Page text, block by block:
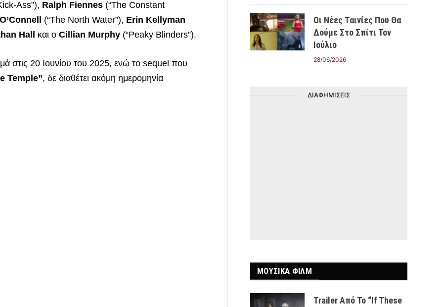
Ass”), Ralph Fiennes (“The Constant
(“The North Water”), Erin Kellyman
Hall
και ο Cillian Murphy (“Peaky Blinders”).
στις 20 Ιουνίου του 2025, ενώ το sequel που
Temple”, δε διαθέτει ακόμη ημερομηνία
Οι Νέες Ταινίες Που Θα
Δούμε Στο Σπίτι Τον
Ιούλιο
28/06/2026
ΔΙΑΦΗΜΙΣΕΙΣ
ΜΟΥΣΙΚΑ ΦΙΛΜ
Trailer Από Το “If These